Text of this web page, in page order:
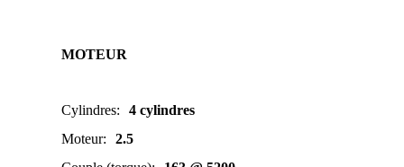
MOTEUR
Cylindres:
4 cylindres
Moteur:
2.5